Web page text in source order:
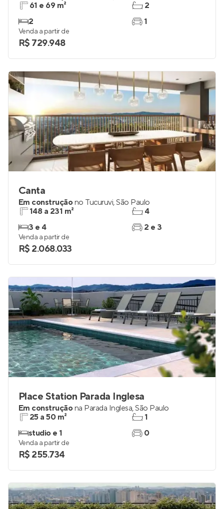
61 e 69 m²
2
2
1
Venda a partir de
R$ 729.948
Canta
Em construçãono Tucuruvi,São Paulo
148 a 231 m²
3 e 4
4
2 e 3
Venda a partir de
R$ 2.068.033
Place Station Parada Inglesa
Em construçãona Parada Inglesa,São Paulo
25 a 50 m²
studio e 1
1
0
Venda a partir de
R$ 255.734